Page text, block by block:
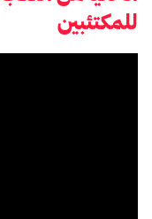
للمكتئبين